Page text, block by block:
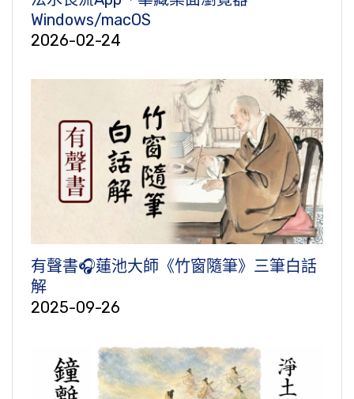
Windows/macOS
2026-02-24
有聲書🎧蓮池大師《竹窗隨筆》三筆白話
解
2025-09-26